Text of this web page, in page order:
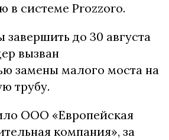
в системе Prozzoro.
до 30 августа
вызван
замены малого моста на
трубу.
ООО «Европейская
компания», за